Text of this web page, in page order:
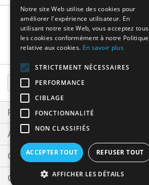
Sign
Up
for
Our
Newsletter:
Privacy and Cookie Policy
Advanced Search
Orders and Returns
Contact Us
Notre site Web utilise des cookies pour
améliorer l'expérience utilisateur. En
utilisant notre site Web, vous acceptez tous
les cookies conformément à notre Politique
relative aux cookies. En savoir plus
STRICTEMENT NÉCESSAIRES
PERFORMANCE
CIBLAGE
FONCTIONNALITÉ
NON CLASSIFIÉS
ACCEPTER TOUT REFUSER TOUT
AFFICHER LES DÉTAILS